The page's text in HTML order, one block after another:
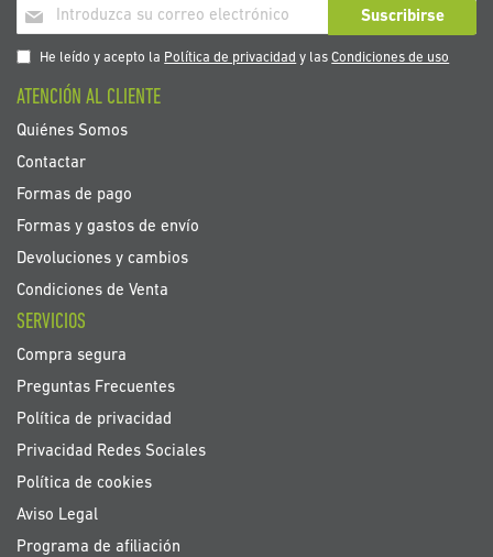
Inscríbase
a
nuestro
de
noticias:
Suscribirse
He leído y acepto la Política de privacidad y lasCondiciones de uso
ATENCIÓN AL CLIENTE
Quiénes Somos
Contactar
Formas de pago
Formas y gastos de envío
Devoluciones y cambios
Condiciones de Venta
SERVICIOS
Compra segura
Preguntas Frecuentes
Política de privacidad
Privacidad Redes Sociales
Política de cookies
Aviso Legal
Programa de afiliación